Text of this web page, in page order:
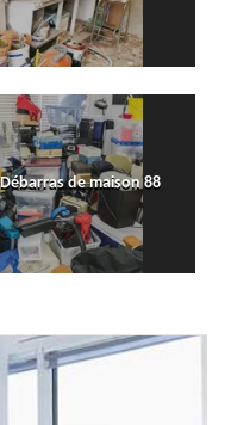
Débarras de maison 88